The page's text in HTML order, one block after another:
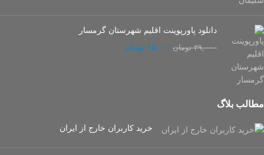
دانلود پاورپوینت اقلیم شهرستان گرمسار
۳۹,۰۰۰ تومان ۱۵,۰۰۰ تومان
مطالب بلاگ
خرید کاربران خارج از ایران